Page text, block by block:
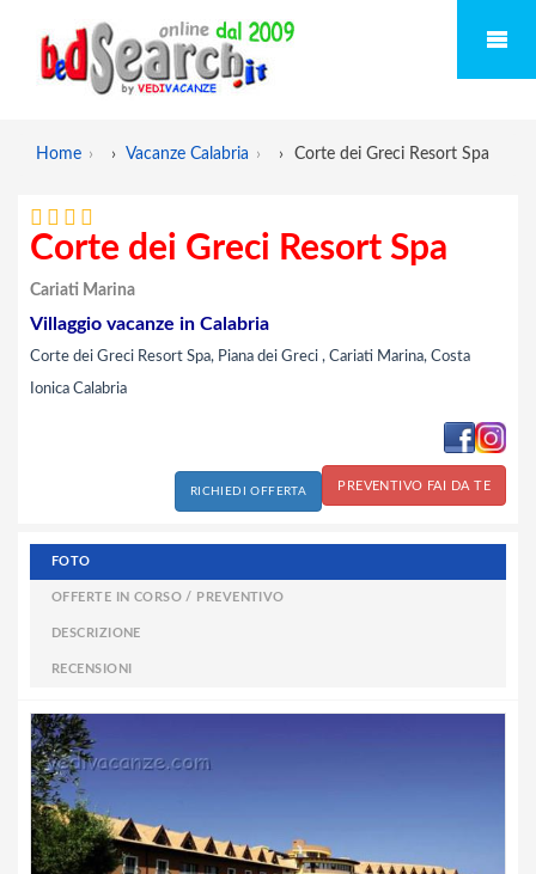
Home › Vacanze Calabria › Corte dei Greci Resort Spa
Corte dei Greci Resort Spa
Cariati Marina
Villaggio vacanze in Calabria
Corte dei Greci Resort Spa, Piana dei Greci , Cariati Marina, Costa
Ionica Calabria
PREVENTIVO FAI DA TE
RICHIEDI OFFERTA
FOTO
OFFERTE IN CORSO / PREVENTIVO
DESCRIZIONE
RECENSIONI